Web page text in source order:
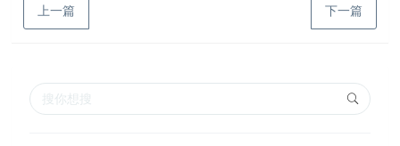
上一篇 下一篇